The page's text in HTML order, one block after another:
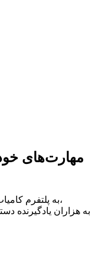
مهارت‌های
به پلتفرم کامیاب بپیوندید، تخصص خود را به اشتراک بگذارید،
به هزاران یادگیرنده